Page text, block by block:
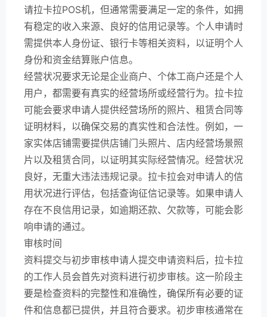
请拉卡拉POS机，但通常需要满足一定的条件，如拥
有稳定的收入来源、良好的信用记录等。个人申请时
需提供本人身份证、银行卡等相关资料，以证明个人
身份和资金结算账户信息。
经营状况要求无论是企业商户、个体工商户还是个人
用户，都需要有真实的经营场所或经营行为。拉卡拉
可能会要求申请人提供经营场所的照片、租赁合同等
证明材料，以确保交易的真实性和合法性。例如，一
家实体店铺需要提供店铺门头照片、店内经营场景照
片以及租赁合同，以证明其实际经营情况。经营状况
良好，无重大违法违规记录。拉卡拉会对申请人的信
用状况进行评估，包括查询征信记录等。如果申请人
存在不良信用记录，如逾期还款、欠款等，可能会影
响申请的通过。
审核时间
资料提交与初步审核申请人提交申请资料后，拉卡拉
的工作人员会首先对资料进行初步审核。这一阶段主
要是检查资料的完整性和准确性，确保所有必要的证
件和信息都已提供，并且符合要求。初步审核通常在